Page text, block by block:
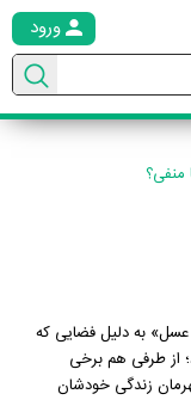
ورود
منفی؟
عسل» به دلیل فضایی که
از طرفی هم برخی
زندگی خودشان